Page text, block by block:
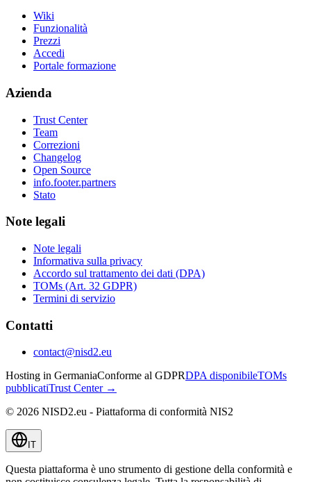
Wiki
Funzionalità
Prezzi
Accedi
Portale formazione
Azienda
Trust Center
Team
Correzioni
Changelog
Open Source
info.footer.partners
Stato
Note legali
Note legali
Informativa sulla privacy
Accordo sul trattamento dei dati (DPA)
TOMs (Art. 32 GDPR)
Termini di servizio
Contatti
contact@nisd2.eu
Hosting in GermaniaConforme al GDPRDPA disponibileTOMs
pubblicatiTrust Center →
© 2026 NISD2.eu - Piattaforma di conformità NIS2
IT
Questa piattaforma è uno strumento di gestione della conformità e